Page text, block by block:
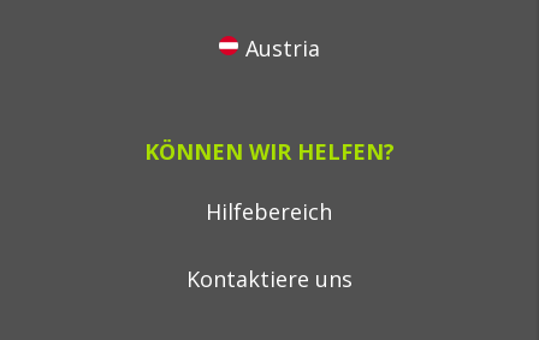
Austria
KÖNNEN WIR HELFEN?
Hilfebereich
Kontaktiere uns